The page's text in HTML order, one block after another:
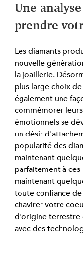
Une
prendre
Les diamants
nouvelle
la joaillerie.
plus large choix
également une
commémorer
émotionnels se
un désir
popularité des
maintenant
parfaitement à
maintenant
toute confiance
chavirer votre
d'origine terrestre
avec des